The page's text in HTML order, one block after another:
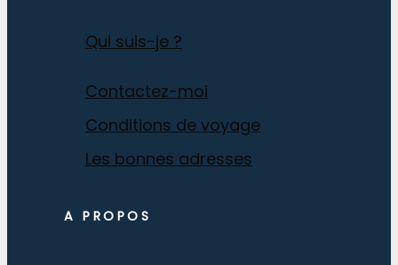
Qui suis-je ?
Contactez-moi
Conditions de voyage
Les bonnes adresses
A PROPOS